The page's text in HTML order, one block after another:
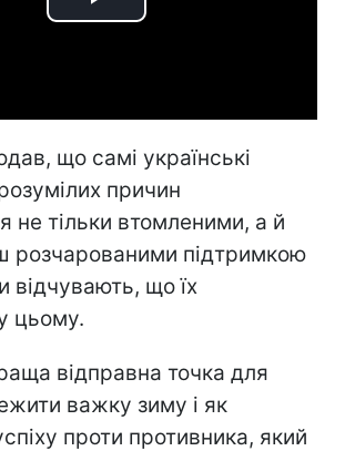
Play
що самі українські
причин
не тільки втомленими, а й
розчарованими підтримкою
відчувають, що їх
цьому.
відправна точка для
важку зиму і як
проти противника, який